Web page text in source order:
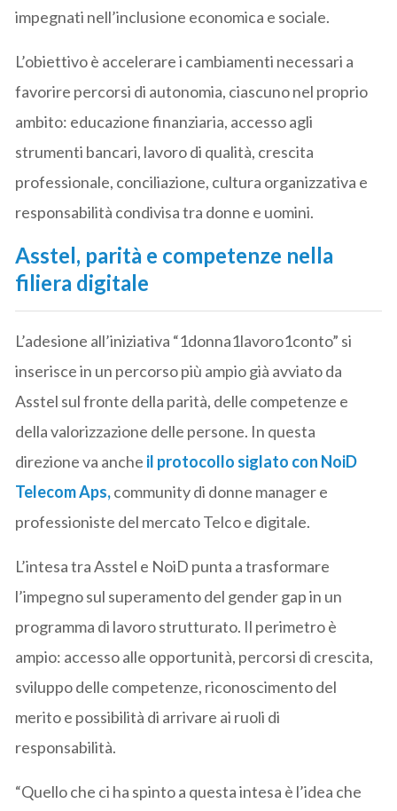
impegnati nell’inclusione economica e sociale.
L’obiettivo è accelerare i cambiamenti necessari a
favorire percorsi di autonomia, ciascuno nel proprio
ambito: educazione finanziaria, accesso agli
strumenti bancari, lavoro di qualità, crescita
professionale, conciliazione, cultura organizzativa e
responsabilità condivisa tra donne e uomini.
Asstel, parità e competenze nella
filiera digitale
L’adesione all’iniziativa “1donna1lavoro1conto” si
inserisce in un percorso più ampio già avviato da
Asstel sul fronte della parità, delle competenze e
della valorizzazione delle persone. In questa
direzione va anche il protocollo siglato con NoiD
Telecom Aps,community di donne manager e
professioniste del mercato Telco e digitale.
L’intesa tra Asstel e NoiD punta a trasformare
l’impegno sul superamento del gender gap in un
programma di lavoro strutturato. Il perimetro è
ampio: accesso alle opportunità, percorsi di crescita,
sviluppo delle competenze, riconoscimento del
merito e possibilità di arrivare ai ruoli di
responsabilità.
“Quello che ci ha spinto a questa intesa è l’idea che